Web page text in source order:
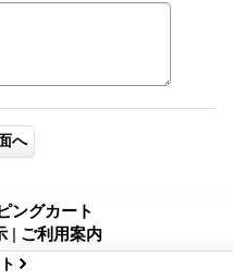
ングカート
| ご利用案内